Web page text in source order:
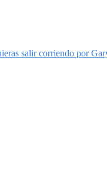
salir corriendo por